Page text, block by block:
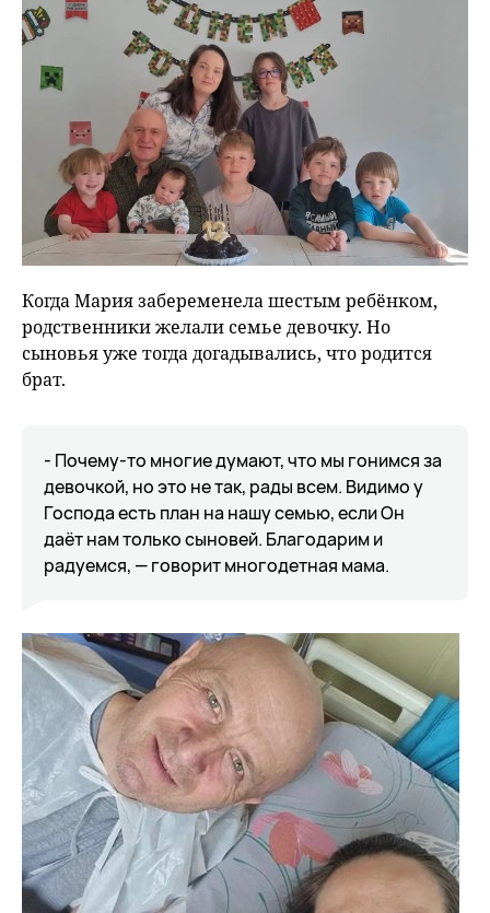
Когда Мария забеременела шестым ребёнком,
родственники желали семье девочку. Но
сыновья уже тогда догадывались, что родится
брат.
- Почему-то многие думают, что мы гонимся за
девочкой, но это не так, рады всем. Видимо у
Господа есть план на нашу семью, если Он
даёт нам только сыновей. Благодарим и
радуемся, — говорит многодетная мама.